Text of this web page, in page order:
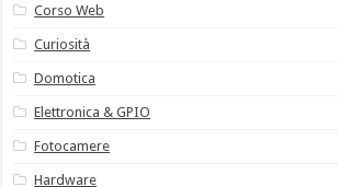
Corso Web
Curiosità
Domotica
Elettronica & GPIO
Fotocamere
Hardware